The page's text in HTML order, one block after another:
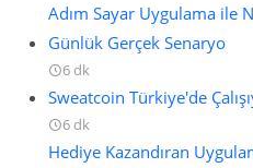
Adım Sayar Uygulama ile
Günlük Gerçek Senaryo
6 dk
Sweatcoin Türkiye'de
6 dk
Hediye Kazandıran